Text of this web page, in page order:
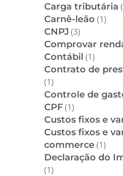
Carga tributária
Carnê-leão (1)
CNPJ (3)
Comprovar
Contábil (1)
Contrato de
(1)
Controle de
CPF(1)
Custos fixos e
Custos fixos e
commerce(1)
Declaração do
(1)